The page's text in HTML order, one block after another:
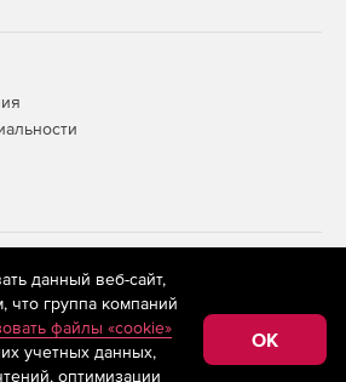
store.softline.ru применяются
(информационные технологии
на основе сбора,
сведений, относящихся к
сети «Интернет»,
Российской Федерации)
данный веб-сайт,
что группа компаний
файлы «cookie»
учетных данных,
оптимизации
OK